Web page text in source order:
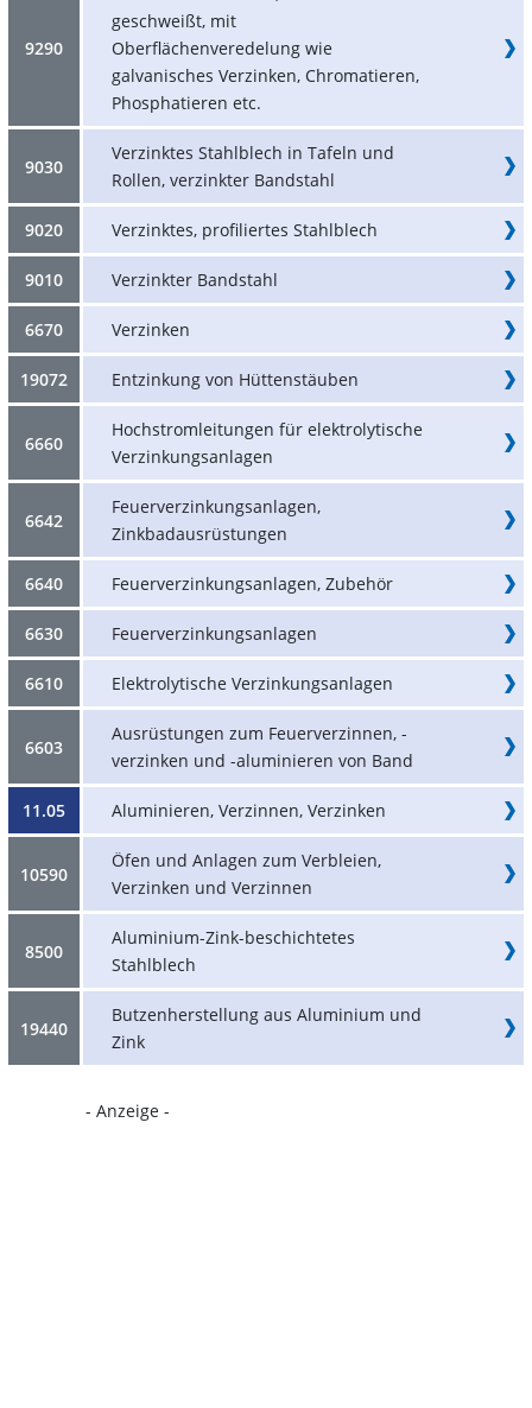
9290
geschweißt, mit
Oberflächenveredelung wie
galvanisches Verzinken, Chromatieren,
Phosphatieren etc.
9030
Verzinktes Stahlblech in Tafeln und
Rollen, verzinkter Bandstahl
9020 Verzinktes, profiliertes Stahlblech
9010 Verzinkter Bandstahl
6670 Verzinken
19072 Entzinkung von Hüttenstäuben
6660
Hochstromleitungen für elektrolytische
Verzinkungsanlagen
6642
Feuerverzinkungsanlagen,
Zinkbadausrüstungen
6640 Feuerverzinkungsanlagen, Zubehör
6630 Feuerverzinkungsanlagen
6610 Elektrolytische Verzinkungsanlagen
6603
Ausrüstungen zum Feuerverzinnen, -
verzinken und -aluminieren von Band
11.05 Aluminieren, Verzinnen, Verzinken
10590
Öfen und Anlagen zum Verbleien,
Verzinken und Verzinnen
8500
Aluminium-Zink-beschichtetes
Stahlblech
19440
Butzenherstellung aus Aluminium und
Zink
- Anzeige -